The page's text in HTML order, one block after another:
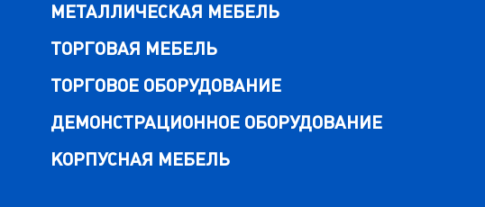
МЕТАЛЛИЧЕСКАЯ МЕБЕЛЬ
ТОРГОВАЯ МЕБЕЛЬ
ТОРГОВОЕ ОБОРУДОВАНИЕ
ДЕМОНСТРАЦИОННОЕ ОБОРУДОВАНИЕ
КОРПУСНАЯ МЕБЕЛЬ